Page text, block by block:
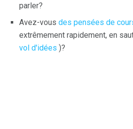
parler?
Avez-vous des pensées de
extrêmement rapidement, en
vol d'idées )?